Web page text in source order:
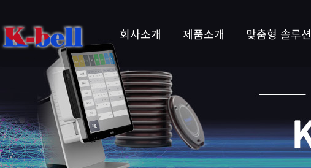
회사소개 제품소개 맞춤형 솔루션